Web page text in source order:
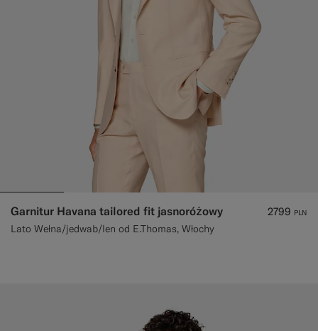
Garnitur Havana tailored fit jasnoróżowy
Lato Wełna/jedwab/len od E.Thomas, Włochy
2799 PLN